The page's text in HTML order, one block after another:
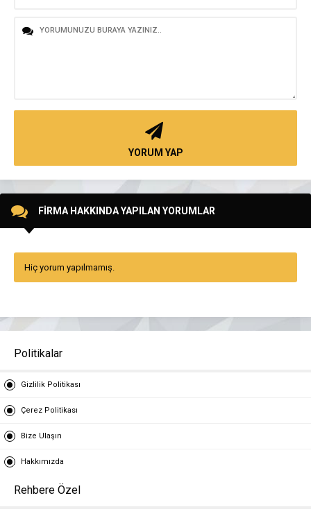
YORUM YAP
FİRMA HAKKINDA YAPILAN YORUMLAR
Hiç yorum yapılmamış.
Politikalar
Gizlilik Politikası
Çerez Politikası
Bize Ulaşın
Hakkımızda
Rehbere Özel